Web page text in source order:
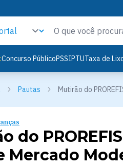
Concurso PúblicoPSSIPTUTaxa de
Pautas Mutirão do
do
Mercado